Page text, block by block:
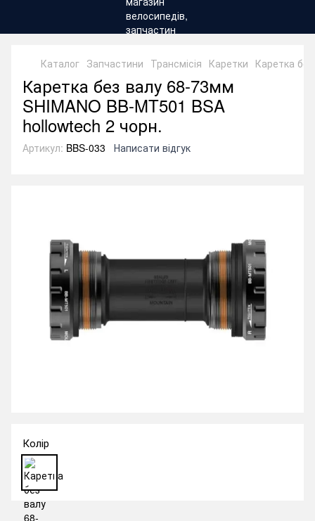
Каталог Запчастини Трансмісія Каретки Каретка
Каретка без валу 68-73мм
SHIMANO BB-MT501 BSA
hollowtech 2 чорн.
Артикул: BBS-033 Написати відгук
Колір